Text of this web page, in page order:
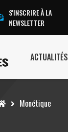
S'INSCRIRE À LA
NEWSLETTER
ACTUALITÉS
Monétique